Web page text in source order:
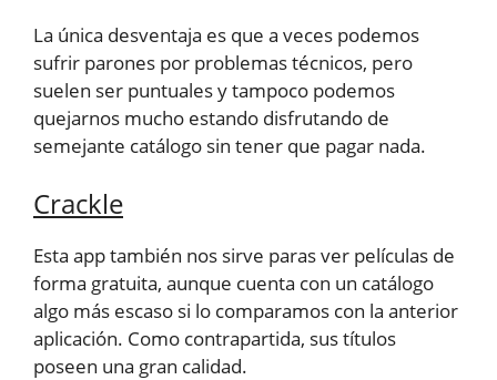
La única desventaja es que a veces podemos
sufrir parones por problemas técnicos, pero
suelen ser puntuales y tampoco podemos
quejarnos mucho estando disfrutando de
semejante catálogo sin tener que pagar nada.
Crackle
Esta app también nos sirve paras ver películas de
forma gratuita, aunque cuenta con un catálogo
algo más escaso si lo comparamos con la anterior
aplicación. Como contrapartida, sus títulos
poseen una gran calidad.